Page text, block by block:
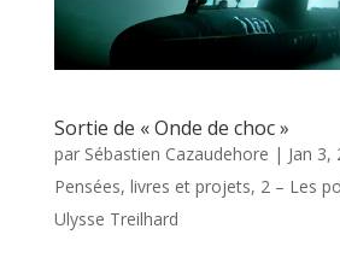
Sortie de « Onde de choc »
par Sébastien Cazaudehore | Jan 3,
Pensées, livres et projets, 2 – Les
Ulysse Treilhard